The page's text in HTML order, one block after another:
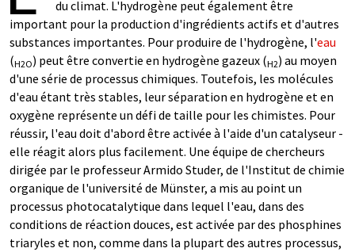
du climat. L'hydrogène peut également être
important pour la production d'ingrédients actifs et d'autres
substances importantes. Pour produire de l'hydrogène, l'eau
(H2O) peut être convertie en hydrogène gazeux (H2) au moyen
d'une série de processus chimiques. Toutefois, les molécules
d'eau étant très stables, leur séparation en hydrogène et en
oxygène représente un défi de taille pour les chimistes. Pour
réussir, l'eau doit d'abord être activée à l'aide d'un catalyseur -
elle réagit alors plus facilement. Une équipe de chercheurs
dirigée par le professeur Armido Studer, de l'Institut de chimie
organique de l'université de Münster, a mis au point un
processus photocatalytique dans lequel l'eau, dans des
conditions de réaction douces, est activée par des phosphines
triaryles et non, comme dans la plupart des autres processus,